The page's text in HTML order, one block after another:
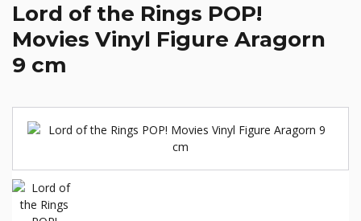
Lord of the Rings POP!
Movies Vinyl Figure Aragorn
9 cm